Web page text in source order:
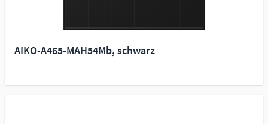
AIKO-A465-MAH54Mb, schwarz